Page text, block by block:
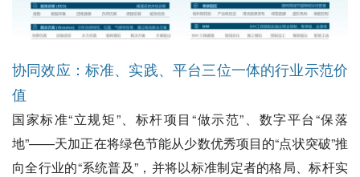
协同效应：标准、实践、平台三位一体的行业示范价
值
国家标准“立规矩”、标杆项目“做示范”、数字平台“保落
地”——天加正在将绿色节能从少数优秀项目的“点状突破”推
向全行业的“系统普及”，并将以标准制定者的格局、标杆实